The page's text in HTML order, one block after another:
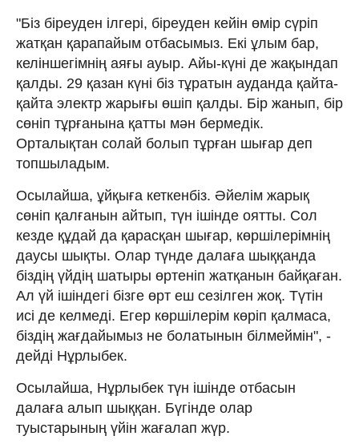
"Біз біреуден ілгері, біреуден кейін өмір сүріп
жатқан қарапайым отбасымыз. Екі ұлым бар,
келіншегімнің аяғы ауыр. Айы-күні де жақындап
қалды. 29 қазан күні біз тұратын ауданда қайта-
қайта электр жарығы өшіп қалды. Бір жанып, бір
сөніп тұрғанына қатты мән бермедік.
Орталықтан солай болып тұрған шығар деп
топшыладым.
Осылайша, ұйқыға кеткенбіз. Әйелім жарық
сөніп қалғанын айтып, түн ішінде оятты. Сол
кезде құдай да қарасқан шығар, көршілерімнің
даусы шықты. Олар түнде далаға шыққанда
біздің үйдің шатыры өртеніп жатқанын байқаған.
Ал үй ішіндегі бізге өрт еш сезілген жоқ. Түтін
исі де келмеді. Егер көршілерім көріп қалмаса,
біздің жағдайымыз не болатынын білмеймін", -
дейді Нұрлыбек.
Осылайша, Нұрлыбек түн ішінде отбасын
далаға алып шыққан. Бүгінде олар
туыстарының үйін жағалап жүр.